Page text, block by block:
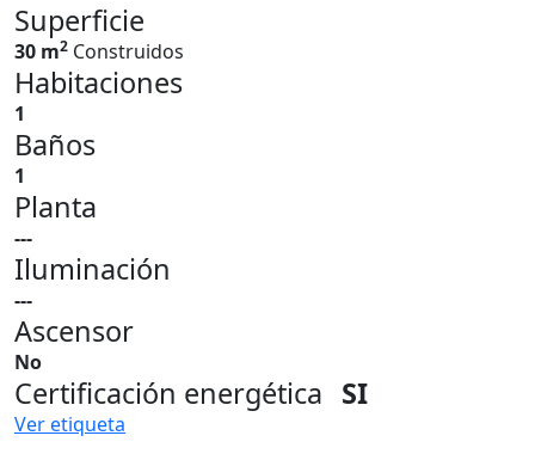
Superficie
30 m2 Construidos
Habitaciones
1
Baños
1
Planta
---
Iluminación
---
Ascensor
No
Certificación energética SI
Ver etiqueta